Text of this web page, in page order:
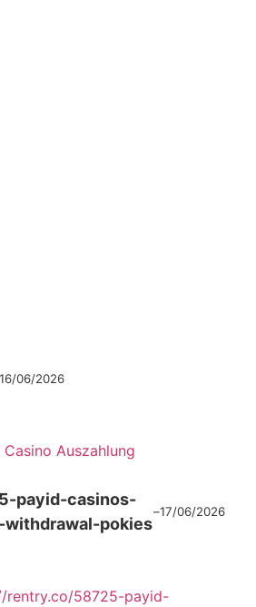
16/06/2026
Casino Auszahlung
payid-casinos-
pokies
–17/06/2026
rentry.co/58725-payid-